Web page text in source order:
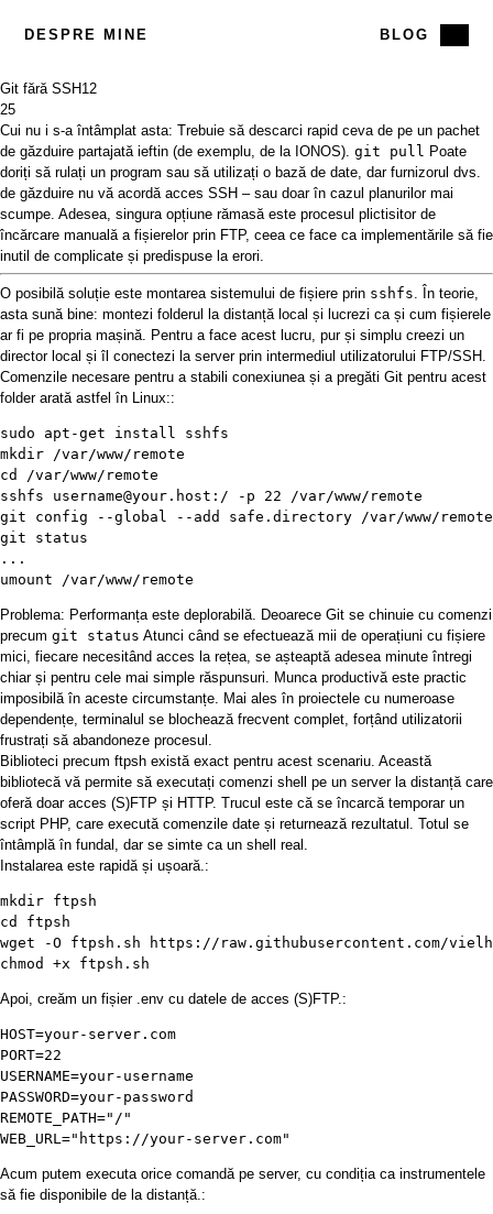
DESPRE MINE BLOG
Git fără SSH12
25
Cui nu i s-a întâmplat asta: Trebuie să descarci rapid ceva de pe un pachet
de găzduire partajată ieftin (de exemplu, de la IONOS). git pull Poate
doriți să rulați un program sau să utilizați o bază de date, dar furnizorul dvs.
de găzduire nu vă acordă acces SSH – sau doar în cazul planurilor mai
scumpe. Adesea, singura opțiune rămasă este procesul plictisitor de
încărcare manuală a fișierelor prin FTP, ceea ce face ca implementările să fie
inutil de complicate și predispuse la erori.
O posibilă soluție este montarea sistemului de fișiere prin sshfs . În teorie,
asta sună bine: montezi folderul la distanță local și lucrezi ca și cum fișierele
ar fi pe propria mașină. Pentru a face acest lucru, pur și simplu creezi un
director local și îl conectezi la server prin intermediul utilizatorului FTP/SSH.
Comenzile necesare pentru a stabili conexiunea și a pregăti Git pentru acest
folder arată astfel în Linux::
sudo apt-get install sshfs
mkdir /var/www/remote
cd /var/www/remote
sshfs username@your.host:/ -p 22 /var/www/remote
git config --global --add safe.directory /var/www/remote
git status
...
umount /var/www/remote
Problema: Performanța este deplorabilă. Deoarece Git se chinuie cu comenzi
precum git status Atunci când se efectuează mii de operațiuni cu fișiere
mici, fiecare necesitând acces la rețea, se așteaptă adesea minute întregi
chiar și pentru cele mai simple răspunsuri. Munca productivă este practic
imposibilă în aceste circumstanțe. Mai ales în proiectele cu numeroase
dependențe, terminalul se blochează frecvent complet, forțând utilizatorii
frustrați să abandoneze procesul.
Biblioteci precum ftpsh există exact pentru acest scenariu. Această
bibliotecă vă permite să executați comenzi shell pe un server la distanță care
oferă doar acces (S)FTP și HTTP. Trucul este că se încarcă temporar un
script PHP, care execută comenzile date și returnează rezultatul. Totul se
întâmplă în fundal, dar se simte ca un shell real.
Instalarea este rapidă și ușoară.:
mkdir ftpsh
cd ftpsh
wget -O ftpsh.sh https://raw.githubusercontent.com/
chmod +x ftpsh.sh
Apoi, creăm un fișier .env cu datele de acces (S)FTP.:
HOST=your-server.com
PORT=22
USERNAME=your-username
PASSWORD=your-password
REMOTE_PATH="/"
WEB_URL="https://your-server.com"
Acum putem executa orice comandă pe server, cu condiția ca instrumentele
să fie disponibile de la distanță.: